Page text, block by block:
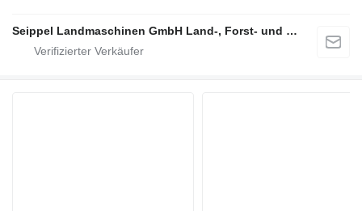
Seippel Landmaschinen GmbH Land-, Forst- und Gartentechnik